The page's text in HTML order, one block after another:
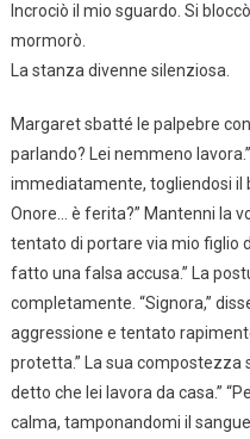
Incrociò il mio sguardo. Si
mormorò.
La stanza divenne silenziosa.
Margaret sbatté le palpebre
parlando? Lei nemmeno
immediatamente, togliendosi il
Onore… è ferita?” Mantenni la
tentato di portare via mio figlio
fatto una falsa accusa.” La
completamente. “Signora,”
aggressione e tentato
protetta.” La sua compostezza
detto che lei lavora da casa.”
calma, tamponandomi il